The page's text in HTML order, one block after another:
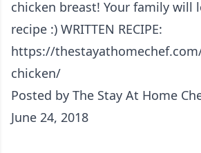
chicken breast! Your family will
recipe :) WRITTEN RECIPE:
https://
chicken/
Posted by The Stay At Home
June 24, 2018